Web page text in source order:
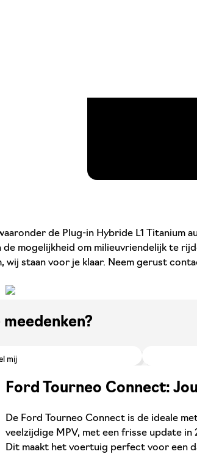
de Plug-in Hybride L1 Titanium
mogelijkheid om milieuvriendelijk te
staan voor je klaar. Neem gerust
meedenken?
mij
Ford Tourneo Connect:
De Ford Tourneo Connect is de ideale
veelzijdige MPV, met een frisse update
Dit maakt het voertuig perfect voor een